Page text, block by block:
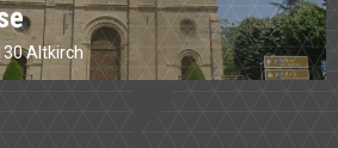
Altkirch